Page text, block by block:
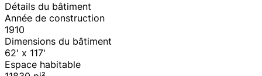
Détails du bâtiment
Année de construction
1910
Dimensions du bâtiment
62' x 117'
Espace habitable